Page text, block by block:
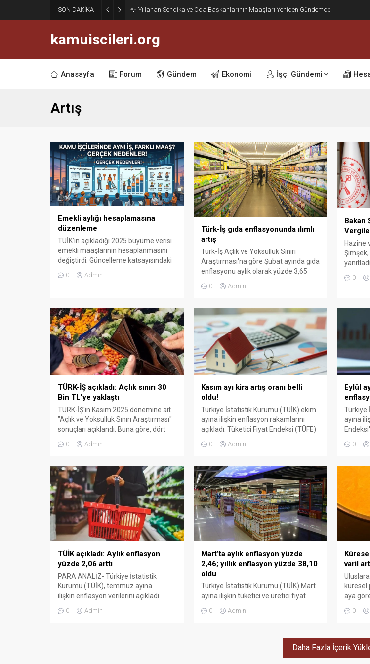
SON DAKİKA Yıllanan Sendika ve Oda Başkanlarının Maaşları Yeniden Gündemde
kamuiscileri.org
Anasayfa Forum Gündem Ekonomi İşçi Gündemi
Artış
Emekli aylığı hesaplamasına
düzenleme
TÜİK’in açıkladığı 2025 büyüme verisi
emekli maaşlarının hesaplanmasını
değiştirdi. Güncelleme katsayısındaki
emeklilik dilekçesi verenlerin maaşları
0 Admin
Türk-İş gıda enflasyonunda ılımlı
artış
Türk-İş Açlık ve Yoksulluk Sınırı
Araştırması'na göre Şubat ayında gıda
enflasyonu aylık olarak yüzde 3,65
0 Admin
Bakan
Hazine
Şimşek,
Bakan
0
TÜRK-İŞ açıkladı: Açlık sınırı 30
Bin TL’ye yaklaştı
TÜRK-İŞ'in Kasım 2025 dönemine ait
"Açlık ve Yoksulluk Sınırı Araştırması"
sonuçları açıklandı. Buna göre, dört
beslenme için yapması gereken gıda
lira olarak belirlendi. Giyim, konut,
ulaşım ve eğitim gibi zorunlu tüm
harcamaların toplamını ifade eden
yoksulluk sınırı...
0 Admin
Kasım ayı kira artış oranı belli
oldu!
Türkiye İstatistik Kurumu (TÜİK) ekim
ayına ilişkin enflasyon rakamlarını
açıkladı. Tüketici Fiyat Endeksi (TÜFE)
arttı. Açıklanan veriler sonrası kasım
Buna göre TÜFE'nin 12 aylık
ortalamasına göre hesaplanan kira
artış oranı yüzde 37,15 oldu.
0 Admin
Eylül
Türkiye
ayına
yüzde
0
TÜİK açıkladı: Aylık enflasyon
yüzde 2,06 arttı
PARA ANALİZ- Türkiye İstatistik
Kurumu (TÜİK), temmuz ayına
ilişkin enflasyon verilerini açıkladı.
ayında bir önceki aya göre yüzde…
0 Admin
Mart’ta aylık enflasyon yüzde
2,46; yıllık enflasyon yüzde 38,10
oldu
Türkiye İstatistik Kurumu (TÜİK) Mart
ayına ilişkin tüketici ve üretici fiyat
0 Admin
varil
küresel
aya
0
Daha Fazla İçerik